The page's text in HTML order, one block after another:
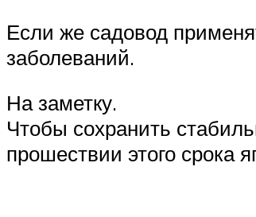
Если же садовод
заболеваний.
На заметку.
Чтобы сохранить
прошествии этого срока